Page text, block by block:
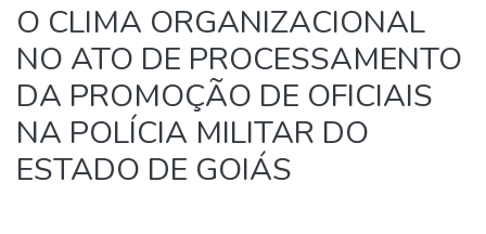
O CLIMA ORGANIZACIONAL
NO ATO DE PROCESSAMENTO
DA PROMOÇÃO DE OFICIAIS
NA POLÍCIA MILITAR DO
ESTADO DE GOIÁS